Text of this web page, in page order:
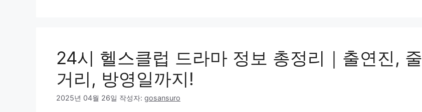
24시 헬스클럽 드라마 정보 총정리｜출연진, 줄
거리, 방영일까지!
2025년 04월 26일 작성자: gosansuro